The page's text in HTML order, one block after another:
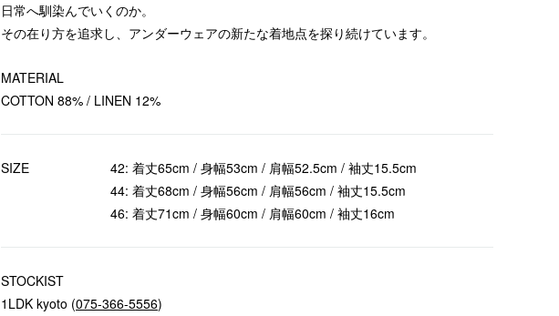
日常へ馴染んでいくのか。
その在り方を追求し、アンダーウェアの新たな着地点を探り続けています。
MATERIAL
COTTON 88% / LINEN 12%
SIZE
42: 着丈65cm / 身幅53cm / 肩幅52.5cm / 袖丈15.5cm
44: 着丈68cm / 身幅56cm / 肩幅56cm / 袖丈15.5cm
46: 着丈71cm / 身幅60cm / 肩幅60cm / 袖丈16cm
STOCKIST
1LDK kyoto (075-366-5556)